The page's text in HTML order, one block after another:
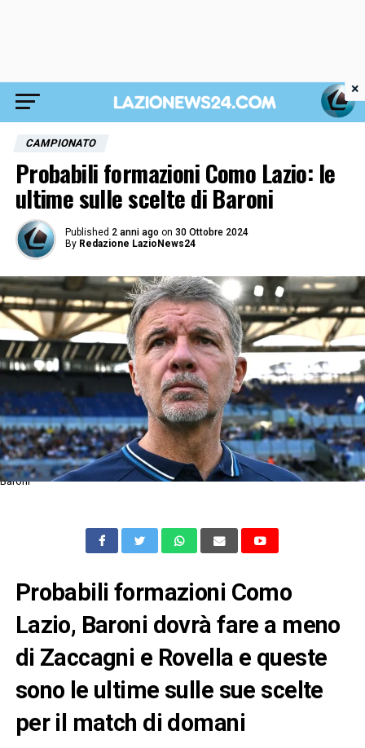
CAMPIONATO
Probabili formazioni Como Lazio: le
ultime sulle scelte di Baroni
Published 2 anni ago on 30 Ottobre 2024
By Redazione LazioNews24
Baroni
Probabili formazioni Como
Lazio, Baroni dovrà fare a meno
di Zaccagni e Rovella e queste
sono le ultime sulle sue scelte
per il match di domani
×